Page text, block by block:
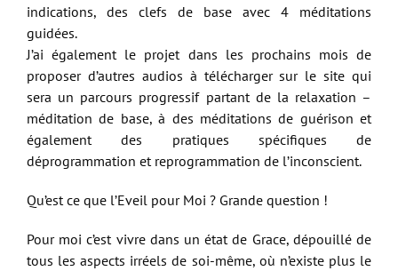
indications, des clefs de base avec 4 méditations
guidées.
J’ai également le projet dans les prochains mois de
proposer d’autres audios à télécharger sur le site qui
sera un parcours progressif partant de la relaxation –
méditation de base, à des méditations de guérison et
également des pratiques spécifiques de
déprogrammation et reprogrammation de l’inconscient.
Qu’est ce que l’Eveil pour Moi ? Grande question !
Pour moi c’est vivre dans un état de Grace, dépouillé de
tous les aspects irréels de soi-même, où n’existe plus le